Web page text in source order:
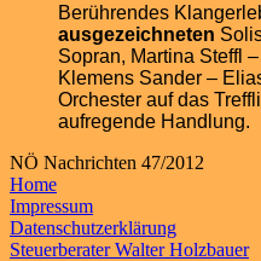
Berührendes
ausgezeichneten
Sopran, Martina Steffl
Klemens Sander –
Orchester auf das
aufregende Handlung.
NÖ Nachrichten 47/2012
Home
Impressum
Datenschutzerklärung
Steuerberater Walter Holzbauer